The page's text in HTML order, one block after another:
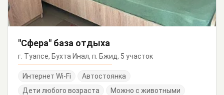
"Сфера" база отдыха
г. Туапсе, Бухта Инал, п. Бжид, 5 участок
Интернет Wi-Fi
Автостоянка
Дети любого возраста
Можно с животными